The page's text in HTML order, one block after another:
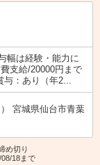
幅は経験・能力に
支給/20000円まで
与：あり（年2...
宮城県仙台市青葉
め切り
08/18まで